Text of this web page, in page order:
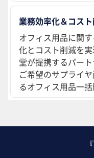
業務効率化＆コス
オフィス用品に関
化とコスト削減を
堂が提携するパー
ご希望のサプライ
るオフィス用品一